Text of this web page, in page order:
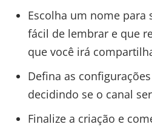
Escolha um nome para
fácil de lembrar e que
que você irá
Defina as
decidindo se o canal
Finalize a criação e